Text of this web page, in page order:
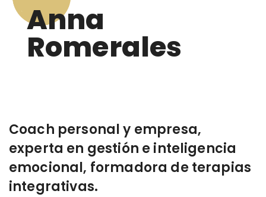
Anna
Romerales
Coach personal y empresa,
experta en gestión e inteligencia
emocional, formadora de terapias
integrativas.